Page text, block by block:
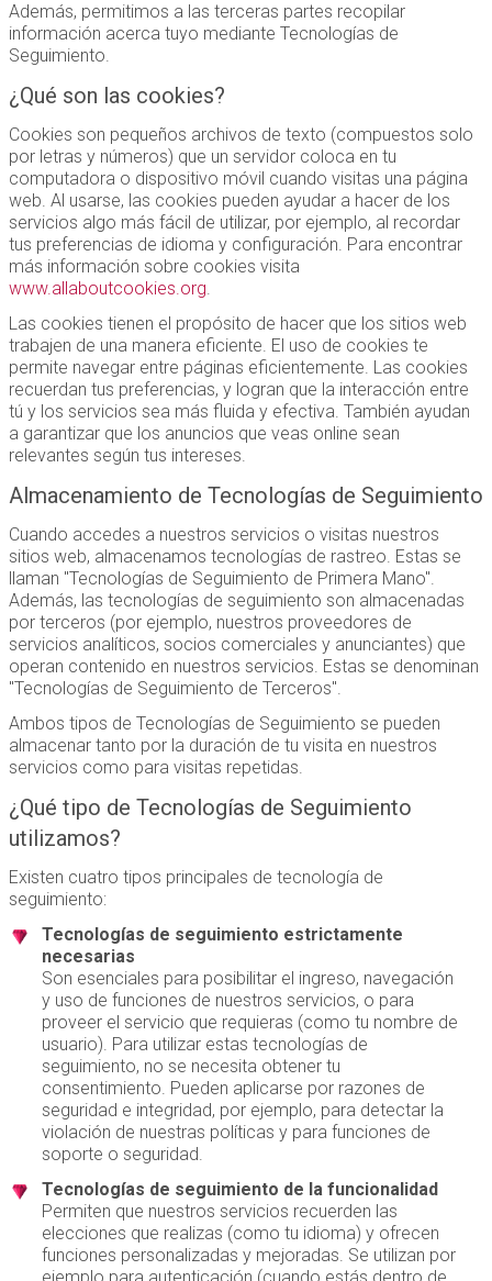
Además, permitimos a las terceras partes recopilar
información acerca tuyo mediante Tecnologías de
Seguimiento.
¿Qué son las cookies?
Cookies son pequeños archivos de texto (compuestos solo
por letras y números) que un servidor coloca en tu
computadora o dispositivo móvil cuando visitas una página
web. Al usarse, las cookies pueden ayudar a hacer de los
servicios algo más fácil de utilizar, por ejemplo, al recordar
tus preferencias de idioma y configuración. Para encontrar
más información sobre cookies visita
www.allaboutcookies.org.
Las cookies tienen el propósito de hacer que los sitios web
trabajen de una manera eficiente. El uso de cookies te
permite navegar entre páginas eficientemente. Las cookies
recuerdan tus preferencias, y logran que la interacción entre
tú y los servicios sea más fluida y efectiva. También ayudan
a garantizar que los anuncios que veas online sean
relevantes según tus intereses.
Almacenamiento de Tecnologías de Seguimiento
Cuando accedes a nuestros servicios o visitas nuestros
sitios web, almacenamos tecnologías de rastreo. Estas se
llaman "Tecnologías de Seguimiento de Primera Mano".
Además, las tecnologías de seguimiento son almacenadas
por terceros (por ejemplo, nuestros proveedores de
servicios analíticos, socios comerciales y anunciantes) que
operan contenido en nuestros servicios. Estas se denominan
"Tecnologías de Seguimiento de Terceros".
Ambos tipos de Tecnologías de Seguimiento se pueden
almacenar tanto por la duración de tu visita en nuestros
servicios como para visitas repetidas.
¿Qué tipo de Tecnologías de Seguimiento
utilizamos?
Existen cuatro tipos principales de tecnología de
seguimiento:
Tecnologías de seguimiento estrictamente
necesarias
Son esenciales para posibilitar el ingreso, navegación
y uso de funciones de nuestros servicios, o para
proveer el servicio que requieras (como tu nombre de
usuario). Para utilizar estas tecnologías de
seguimiento, no se necesita obtener tu
consentimiento. Pueden aplicarse por razones de
seguridad e integridad, por ejemplo, para detectar la
violación de nuestras políticas y para funciones de
soporte o seguridad.
Tecnologías de seguimiento de la funcionalidad
Permiten que nuestros servicios recuerden las
elecciones que realizas (como tu idioma) y ofrecen
funciones personalizadas y mejoradas. Se utilizan por